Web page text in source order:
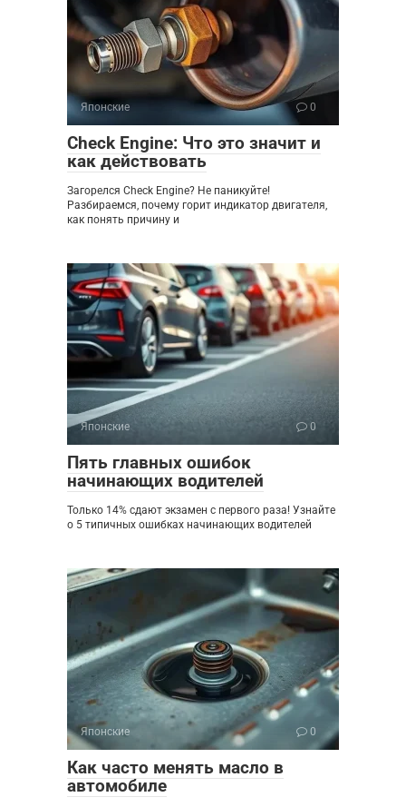
Японские 0
Check Engine: Что это значит и
как действовать
Загорелся Check Engine? Не паникуйте!
Разбираемся, почему горит индикатор двигателя,
как понять причину и
Японские 0
Пять главных ошибок
начинающих водителей
Только 14% сдают экзамен с первого раза! Узнайте
о 5 типичных ошибках начинающих водителей
Японские 0
Как часто менять масло в
автомобиле